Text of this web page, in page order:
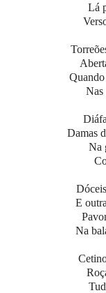
Lá
Nas
Damas
Na
E
Na